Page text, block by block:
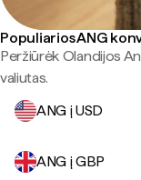
Populiarios ANG
Peržiūrėk Olandijos
valiutas.
ANG į USD
ANG į GBP